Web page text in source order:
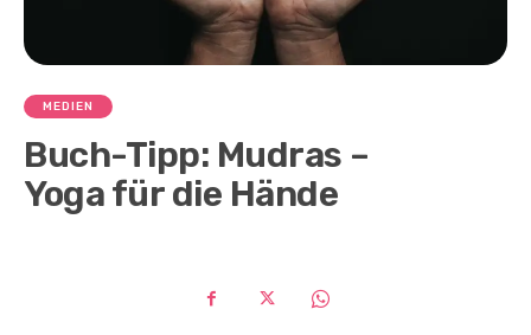
MEDIEN
Buch-Tipp: Mudras –
Yoga für die Hände